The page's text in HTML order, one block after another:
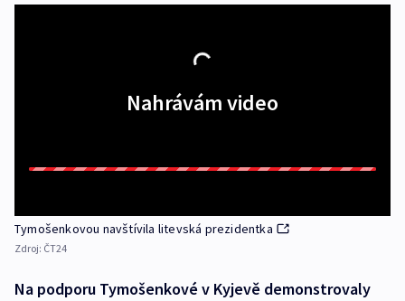
Nahrávám video
Tymošenkovou navštívila litevská prezidentka
Zdroj: ČT24
Na podporu Tymošenkové v Kyjevě demonstrovaly